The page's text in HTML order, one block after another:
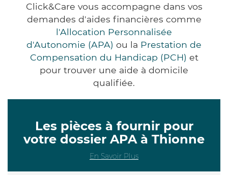
Click&Care vous accompagne dans vos
demandes d'aides financières comme
l'Allocation Personnalisée
d'Autonomie (APA) ou la Prestation de
Compensation du Handicap (PCH) et
pour trouver une aide à domicile
qualifiée.
Les pièces à fournir pour
votre dossier APA à Thionne
En Savoir Plus